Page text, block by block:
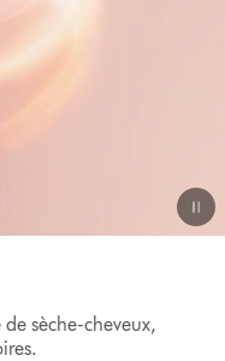
sèche-cheveux,